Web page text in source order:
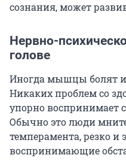
сознания, может
Нервно-
голове
Иногда мышцы болят
Никаких проблем со
упорно воспринимает
Обычно это люди
темперамента, резко и
воспринимающие